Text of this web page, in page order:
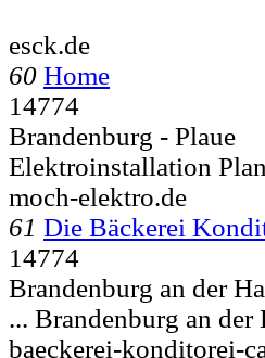
esck.de
60 Home
14774
Brandenburg - Plaue
Elektroinstallation
moch-elektro.de
61 Die Bäckerei
14774
Brandenburg an der
... Brandenburg an
baeckerei-konditorei-